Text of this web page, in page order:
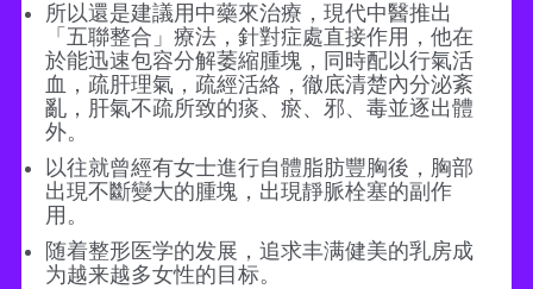
所以還是建議用中藥來治療，現代中醫推出
「五聯整合」療法，針對症處直接作用，他在
於能迅速包容分解萎縮腫塊，同時配以行氣活
血，疏肝理氣，疏經活絡，徹底清楚內分泌紊
亂，肝氣不疏所致的痰、瘀、邪、毒並逐出體
外。
以往就曾經有女士進行自體脂肪豐胸後，胸部
出現不斷變大的腫塊，出現靜脈栓塞的副作
用。
随着整形医学的发展，追求丰满健美的乳房成
为越来越多女性的目标。